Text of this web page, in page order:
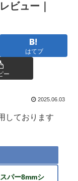
ビュー｜
はてブ
ー
2025.06.03
しております
パー8mmシ